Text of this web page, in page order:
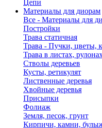
Цепи
Материалы для диорам
Все - Материалы для
Постройки
Трава статичная
Трава - Пучки, цветы,
Трава в листах,
Стволы деревьев
Кусты, ретикулят
Лиственные деревья
Хвойные деревья
Присыпки
Фолиаж
Земля, песок, грунт
Кирпичи, камни,